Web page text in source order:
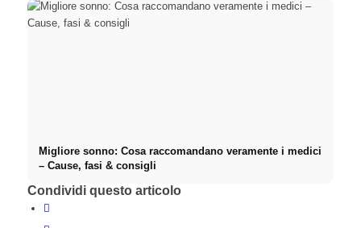
Migliore sonno: Cosa raccomandano veramente i medici
– Cause, fasi & consigli
Condividi questo articolo